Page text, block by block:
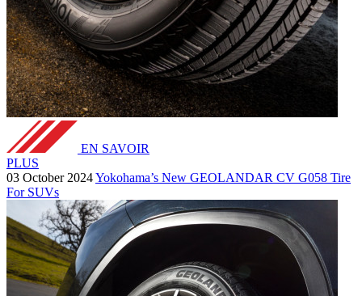
EN SAVOIR
PLUS
03 October 2024Yokohama’s New GEOLANDAR CV G058 Tire
For SUVs